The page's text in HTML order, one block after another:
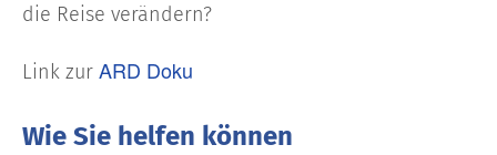
die Reise verändern?
Link zur ARD Doku
Wie Sie helfen können